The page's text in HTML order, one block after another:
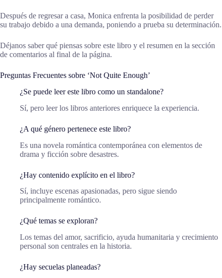
Después de regresar a casa, Monica enfrenta la posibilidad de perder
su trabajo debido a una demanda, poniendo a prueba su determinación.
Déjanos saber qué piensas sobre este libro y el resumen en la sección
de comentarios al final de la página.
Preguntas Frecuentes sobre ‘Not Quite Enough’
¿Se puede leer este libro como un standalone?
Sí, pero leer los libros anteriores enriquece la experiencia.
¿A qué género pertenece este libro?
Es una novela romántica contemporánea con elementos de
drama y ficción sobre desastres.
¿Hay contenido explícito en el libro?
Sí, incluye escenas apasionadas, pero sigue siendo
principalmente romántico.
¿Qué temas se exploran?
Los temas del amor, sacrificio, ayuda humanitaria y crecimiento
personal son centrales en la historia.
¿Hay secuelas planeadas?